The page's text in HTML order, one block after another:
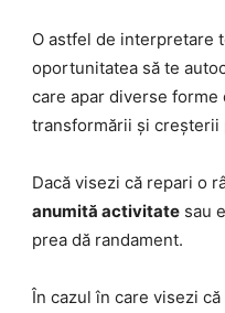
O astfel de interpretare
oportunitatea să te
care apar diverse forme
transformării și creșterii
Dacă visezi că repari o
anumită activitate sau
prea dă randament.
În cazul în care visezi